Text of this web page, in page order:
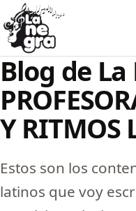
Saltar al contenido
La Negra Salsa
Blog de La
Y RITMOS
Estos son los
latinos que voy